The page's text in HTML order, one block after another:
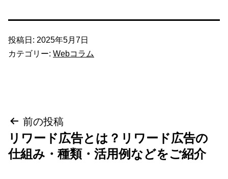
投稿日: 2025年5月7日
カテゴリー: Webコラム
投
稿
前の投稿
リワード広告とは？リワード広告の
仕組み・種類・活用例などをご紹介